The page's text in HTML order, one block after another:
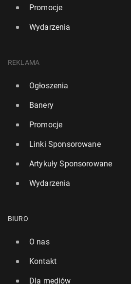
Promocje
Wydarzenia
REKLAMA
Ogłoszenia
Banery
Promocje
Linki Sponsorowane
Artykuły Sponsorowane
Wydarzenia
BIURO
O nas
Kontakt
Dla mediów